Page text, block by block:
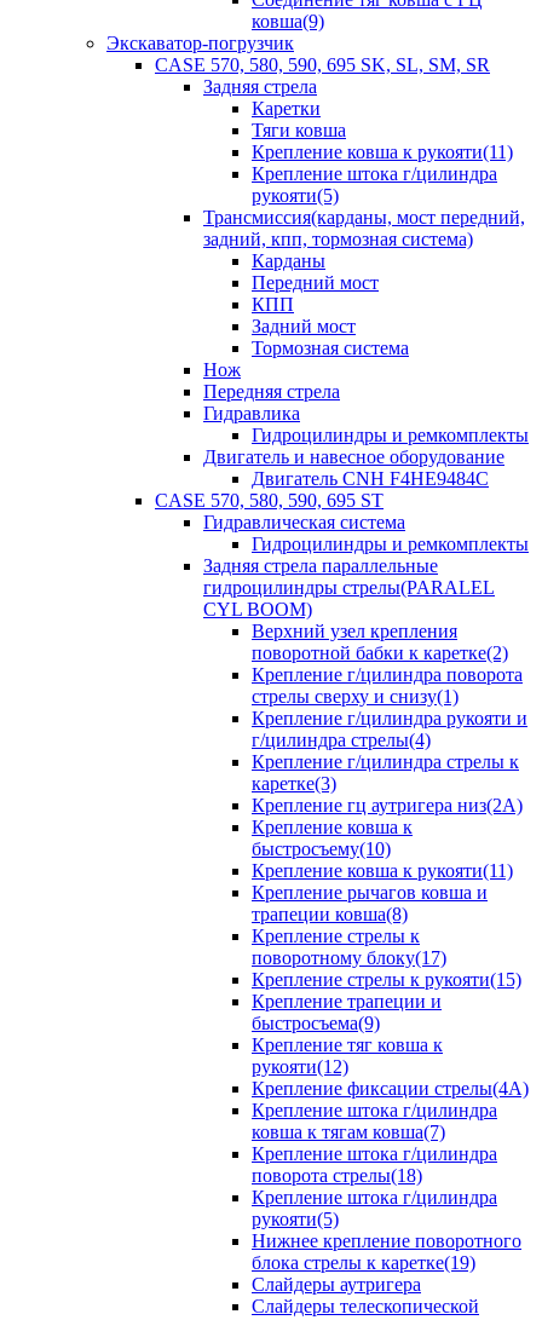
ковша(9)
Экскаватор-погрузчик
CASE 570, 580, 590, 695 SK, SL, SM, SR
Задняя стрела
Каретки
Тяги ковша
Крепление ковша к рукояти(11)
Крепление штока г/цилиндра
рукояти(5)
Трансмиссия(карданы, мост передний,
задний, кпп, тормозная система)
Карданы
Передний мост
КПП
Задний мост
Тормозная система
Нож
Передняя стрела
Гидравлика
Гидроцилиндры и ремкомплекты
Двигатель и навесное оборудование
Двигатель CNH F4HE9484C
CASE 570, 580, 590, 695 ST
Гидравлическая система
Гидроцилиндры и ремкомплекты
Задняя стрела параллельные
гидроцилиндры стрелы(PARALEL
CYL BOOM)
Верхний узел крепления
поворотной бабки к каретке(2)
Крепление г/цилиндра поворота
стрелы сверху и снизу(1)
Крепление г/цилиндра рукояти и
г/цилиндра стрелы(4)
Крепление г/цилиндра стрелы к
каретке(3)
Крепление гц аутригера низ(2А)
Крепление ковша к
быстросъему(10)
Крепление ковша к рукояти(11)
Крепление рычагов ковша и
трапеции ковша(8)
Крепление стрелы к
поворотному блоку(17)
Крепление стрелы к рукояти(15)
Крепление трапеции и
быстросъема(9)
Крепление тяг ковша к
рукояти(12)
Крепление фиксации стрелы(4A)
Крепление штока г/цилиндра
ковша к тягам ковша(7)
Крепление штока г/цилиндра
поворота стрелы(18)
Крепление штока г/цилиндра
рукояти(5)
Нижнее крепление поворотного
блока стрелы к каретке(19)
Слайдеры аутригера
Слайдеры телескопической